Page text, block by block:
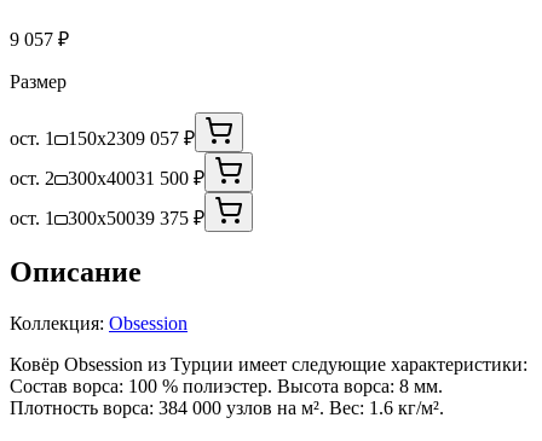
9 057 ₽
Размер
ост. 1 150x2309 057 ₽
ост. 2
300x40031 500 ₽
ост. 1
300x50039 375 ₽
Описание
Коллекция: Obsession
Ковёр Obsession из Турции имеет следующие характеристики:
Состав ворса: 100 % полиэстер. Высота ворса: 8 мм.
Плотность ворса: 384 000 узлов на м². Вес: 1.6 кг/м².